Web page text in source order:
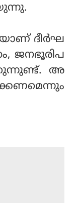
ദീര്‍ഘ
ജനഭൂരിപ
അ